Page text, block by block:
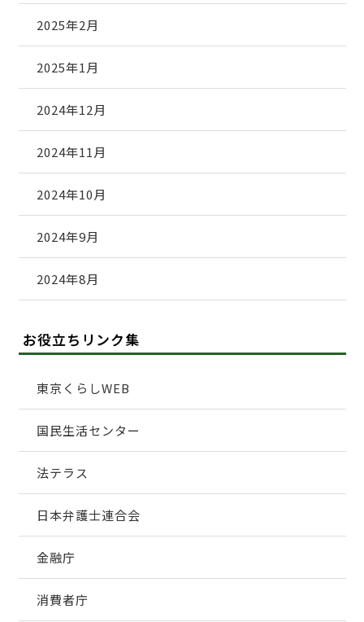
2025年2月
2025年1月
2024年12月
2024年11月
2024年10月
2024年9月
2024年8月
お役立ちリンク集
東京くらしWEB
国民生活センター
法テラス
日本弁護士連合会
金融庁
消費者庁